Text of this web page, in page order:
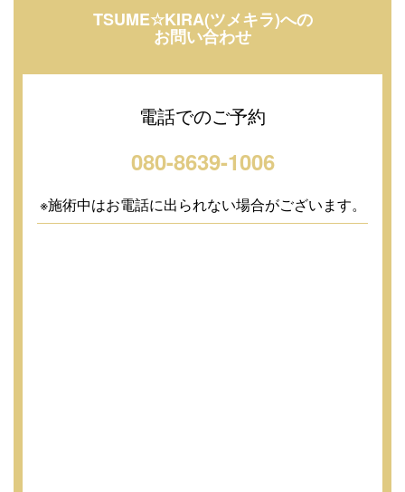
TSUME☆KIRA(ツメキラ)への
お問い合わせ
電話でのご予約
080-8639-1006
※施術中はお電話に出られない場合がございます。